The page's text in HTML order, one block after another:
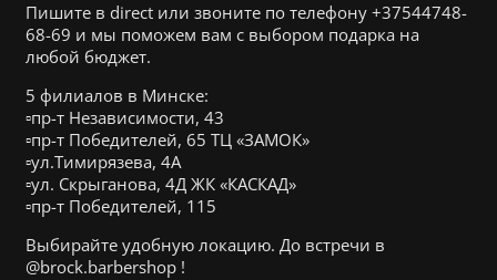
Пишите в direct или звоните по телефону +37544748-
68-69 и мы поможем вам с выбором подарка на
любой бюджет.
5 филиалов в Минске:
▫️пр-т Независимости, 43
▫️пр-т Победителей, 65 ТЦ «ЗАМОК»
▫️ул.Тимирязева, 4А
▫️ул. Скрыганова, 4Д ЖК «КАСКАД»
▫️пр-т Победителей, 115
Выбирайте удобную локацию. До встречи в
@brock.barbershop !